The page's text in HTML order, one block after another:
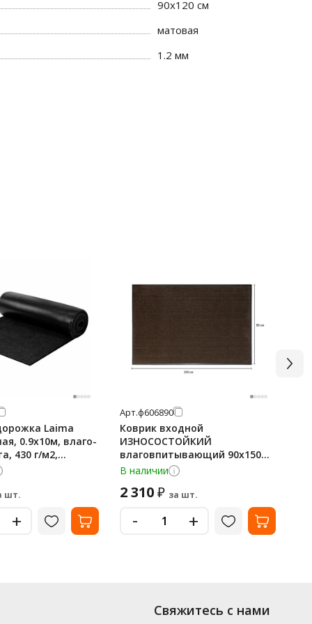
90х120 см
матовая
1.2 мм
Laima
0.9х10м, влаго-
430 г/м2,
шт.
+
Арт.ф606890
Коврик входной
ИЗНОСОСТОЙКИЙ
влаговпитывающий 90х150
см, толщина 8 мм, ТАФТИНГ,
коричневый, LAIMA EXPERT,
606890
В наличии
2 310₽ за шт.
- +
Свяжитесь с нами